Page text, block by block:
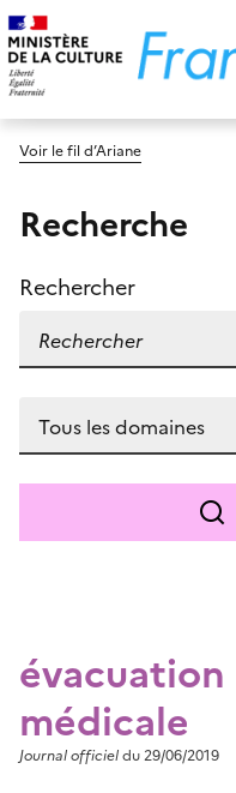
Voir le fil d’Ariane
Recherche
Rechercher
évacuation
médicale
Journal officieldu 29/06/2019